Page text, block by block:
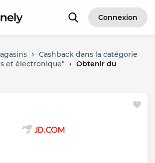
Connexion
› Cashback dans la catégorie
et électronique" › Obtenir du